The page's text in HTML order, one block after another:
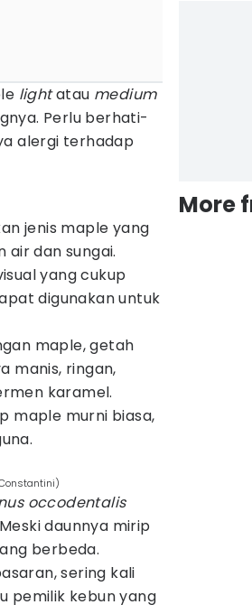
lightatau medium
Perlu berhati-
alergi terhadap
jenis maple yang
dan sungai.
yang cukup
digunakan untuk
maple, getah
manis, ringan,
karamel.
maple murni biasa,
occodentalis
daunnya mirip
berbeda.
sering kali
pemilik kebun yang
More